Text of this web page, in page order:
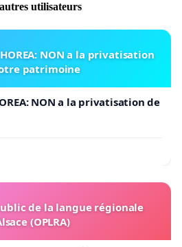
utilisateurs
HOREA: NON a la privatisation
patrimoine
NON a la privatisation de
de la langue régionale
(OPLRA)